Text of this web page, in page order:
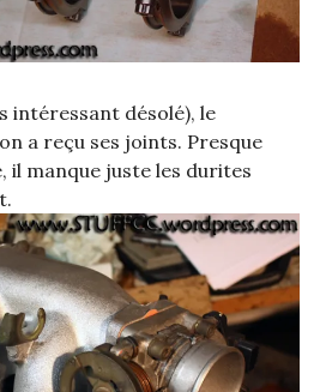
intéressant désolé), le
a reçu ses joints. Presque
manque juste les durites